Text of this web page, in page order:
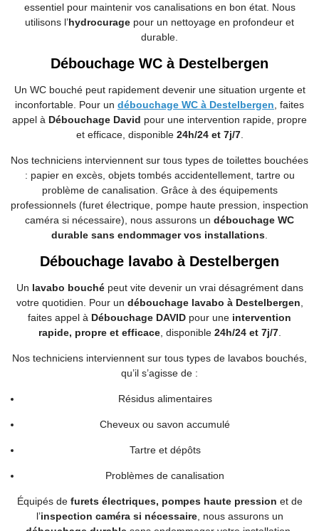
essentiel pour maintenir vos canalisations en bon état. Nous
utilisons l’hydrocurage pour un nettoyage en profondeur et
durable.
Débouchage WC à Destelbergen
Un WC bouché peut rapidement devenir une situation urgente et
inconfortable. Pour un débouchage WC à Destelbergen , faites
appel à Débouchage David pour une intervention rapide, propre
et efficace, disponible 24h/24 et 7j/7.
Nos techniciens interviennent sur tous types de toilettes bouchées
: papier en excès, objets tombés accidentellement, tartre ou
problème de canalisation. Grâce à des équipements
professionnels (furet électrique, pompe haute pression, inspection
caméra si nécessaire), nous assurons un débouchage WC
durable sans endommager vos installations
Débouchage lavabo à Destelbergen
Un lavabo bouchépeut vite devenir un vrai désagrément dans
votre quotidien. Pour un débouchage lavabo à Destelbergen
faites appel à Débouchage DAVID pour une intervention
rapide, propre et efficace, disponible 24h/24 et 7j/7.
Nos techniciens interviennent sur tous types de lavabos bouchés,
qu’il s’agisse de :
Résidus alimentaires
Cheveux ou savon accumulé
Tartre et dépôts
Problèmes de canalisation
Équipés de furets électriques, pompes haute pression et de
l’inspection caméra si nécessaire, nous assurons un